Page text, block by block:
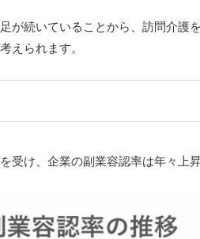
が続いていることから、訪問介護
えられます。
受け、企業の副業容認率は年々上